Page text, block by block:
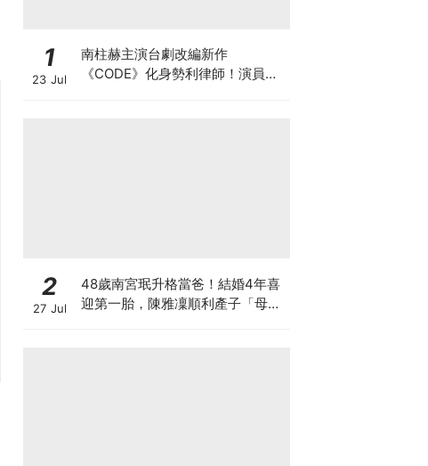
1
23 Jul
南柱赫主演台劇改編新作
《CODE》化身勢利律師！演員陣
2
27 Jul
48歲南宮珉升格當爸！結婚4年喜
迎第一胎，陳雅凜順利產子「母子